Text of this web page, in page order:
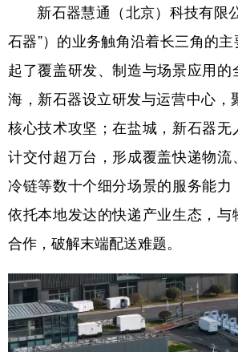
新石器慧通（北京）科技有限
石器”）的业务触角沿着长三角的
起了覆盖研发、制造与场景应用的
海，新石器设立研发与运营中心，
核心技术攻坚；在盐城，新石器无
计交付超万台，形成覆盖快递物流
冷链等数十个细分场景的服务能力
依托本地发达的快递产业生态，与
合作，破解末端配送难题。